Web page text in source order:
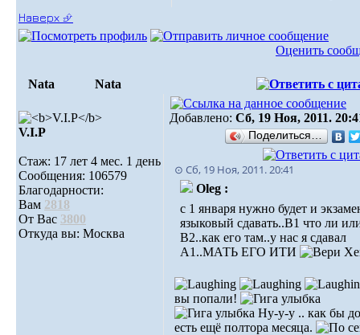
Наверх ⮵
Оценить
Nata Nata
V.I.Р
Стаж: 17 лет 4 мес. 1 день
Сообщения: 106579
Благодарности:
Вам 2818
От Вас 3800
Откуда вы: Москва
Добавлено: Сб, 19 Ноя, 2011.
Поделиться…
⊙ Сб, 19 Ноя, 2011. 20:41
Oleg :
с 1 января нужно будет и
языковый сдавать..В1 что ли
В2..как его там..у нас я сдавал
А1..МАТЬ ЕГО ИТИ
вы попали!
Ну-у-у .. как бы
есть ещё полтора месяца.